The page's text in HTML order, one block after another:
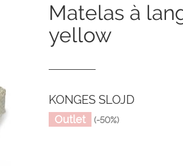
matelas à langer - buttercup
yellow
KONGES SLOJD
Outlet (-50%)